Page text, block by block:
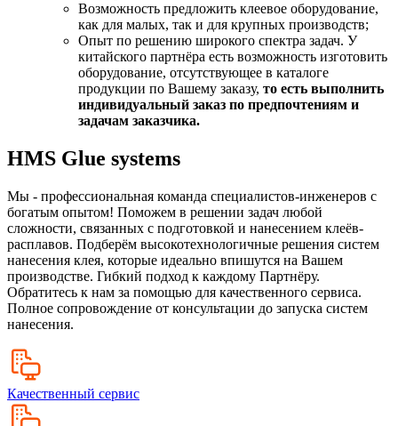
Возможность предложить клеевое оборудование,
как для малых, так и для крупных производств;
Опыт по решению широкого спектра задач. У
китайского партнёра есть возможность изготовить
оборудование, отсутствующее в каталоге
продукции по Вашему заказу, то есть выполнить
индивидуальный заказ по предпочтениям и
задачам заказчика.
HMS Glue systems
Мы - профессиональная команда специалистов-инженеров с
богатым опытом! Поможем в решении задач любой
сложности, связанных с подготовкой и нанесением клеёв-
расплавов. Подберём высокотехнологичные решения систем
нанесения клея, которые идеально впишутся на Вашем
производстве. Гибкий подход к каждому Партнёру.
Обратитесь к нам за помощью для качественного сервиса.
Полное сопровождение от консультации до запуска систем
нанесения.
Качественный сервис